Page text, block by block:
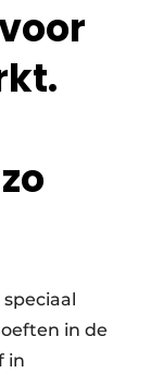
in de
in